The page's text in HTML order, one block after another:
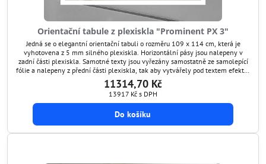
Orientační tabule z plexiskla "Prominent PX 3"
Jedná se o elegantní orientační tabuli o rozměru 109 x 114 cm, která je
vyhotovena z 5 mm silného plexiskla. Horizontální pásy jsou nalepeny v
zadní části plexiskla. Samotné texty jsou vyřezány samostatně ze samolepící
fólie a nalepeny z přední části plexiskla, tak aby vytvářely pod textem efektní
stín. Zároveň v případě potřeby lze tyto texty snadno aktualizovat jejich
odlepením a nalepením...
11314,70 Kč
13917 Kč s DPH
Do košíku